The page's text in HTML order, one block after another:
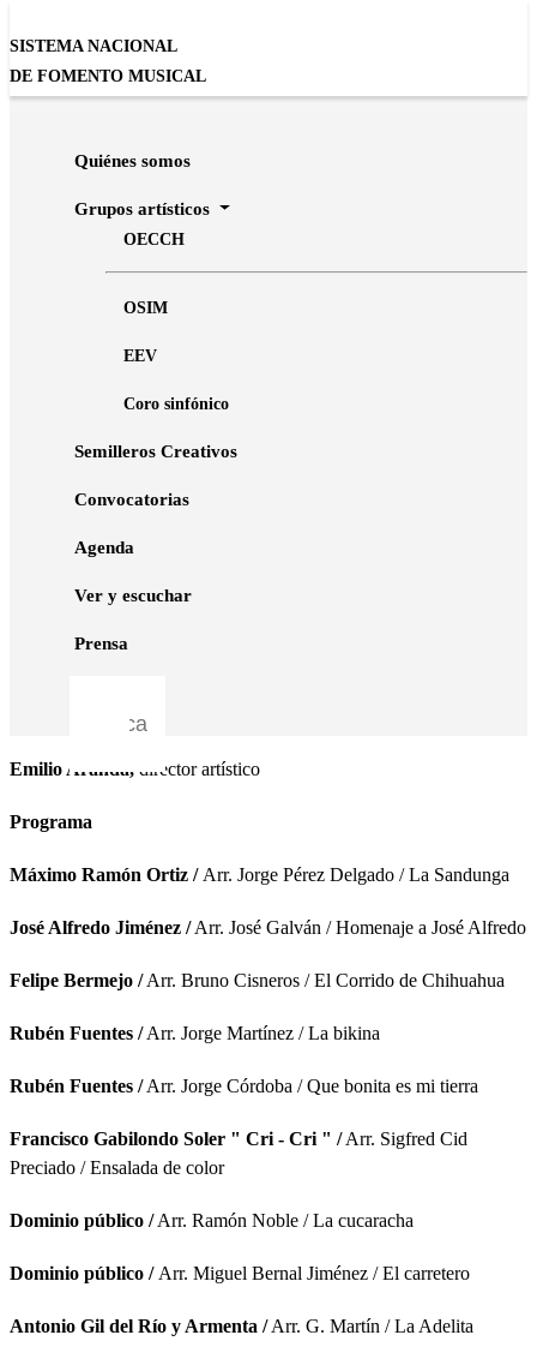
SISTEMA NACIONAL
DE FOMENTO MUSICAL
Quiénes somos
Grupos artísticos
OECCH
OSIM
EEV
Coro sinfónico
Semilleros Creativos
Convocatorias
Agenda
Ver y escuchar
Prensa
México a cappella
Ensamble Escénico Vocal en la inauguración de
Concierto en la inauguración de
Emilio Aranda, director artístico
Programa
Máximo Ramón Ortiz / Arr. Jorge Pérez Delgado / La Sandunga
José Alfredo Jiménez /Arr. José Galván / Homenaje a José Alfredo
Felipe Bermejo /Arr. Bruno Cisneros / El Corrido de Chihuahua
Rubén Fuentes /Arr. Jorge Martínez / La bikina
Rubén Fuentes /Arr. Jorge Córdoba / Que bonita es mi tierra
Francisco Gabilondo Soler " Cri - Cri " /Arr. Sigfred Cid
Preciado / Ensalada de color
Dominio público /Arr. Ramón Noble / La cucaracha
Dominio público / Arr. Miguel Bernal Jiménez / El carretero
Antonio Gil del Río y Armenta /Arr. G. Martín / La Adelita